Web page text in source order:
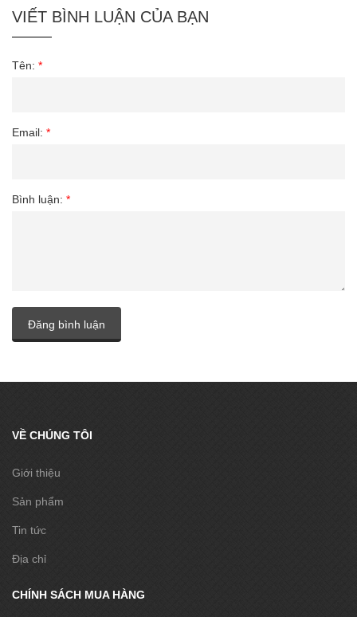
VIẾT BÌNH LUẬN CỦA BẠN
Tên: *
Email: *
Bình luận: *
Đăng bình luận
VỀ CHÚNG TÔI
Giới thiệu
Sản phẩm
Tin tức
Địa chỉ
CHÍNH SÁCH MUA HÀNG